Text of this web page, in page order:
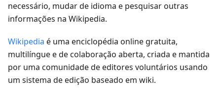
necessário, mudar de idioma e pesquisar outras
informações na Wikipedia.
Wikipedia é uma enciclopédia online gratuita,
multilíngue e de colaboração aberta, criada e mantida
por uma comunidade de editores voluntários usando
um sistema de edição baseado em wiki.